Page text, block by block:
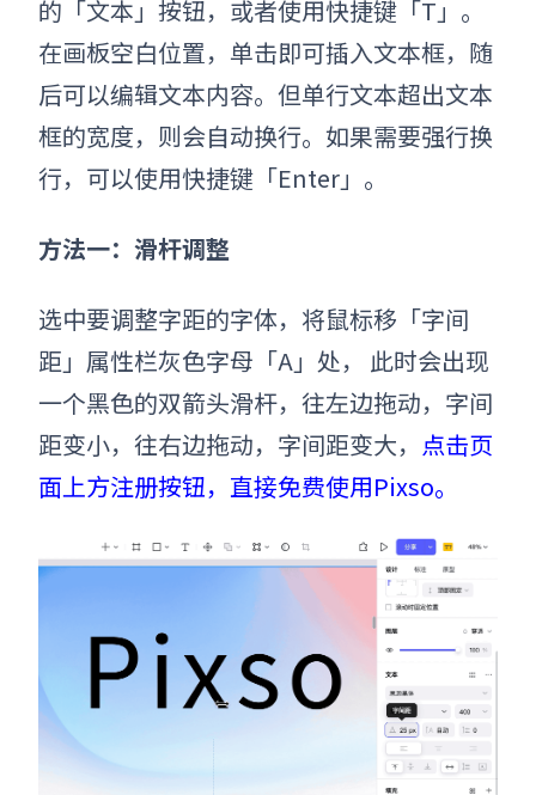
的「文本 」按钮，或者使用快捷键「T」。
在画板空白位置，单击即可插入文本框，随
后可以编辑文本内容。但单行文本超出文本
框的宽度，则会自动换行。如果需要强行换
行，可以使用快捷键「Enter」。
方法一：滑杆调整
选中要调整字距的字体，将鼠标移「字间
距」属性栏灰色字母「A」处， 此时会出现
一个黑色的双箭头滑杆，往左边拖动，字间
距变小，往右边拖动，字间距变大， 点击页
面上方注册按钮，直接免费使用Pixso。